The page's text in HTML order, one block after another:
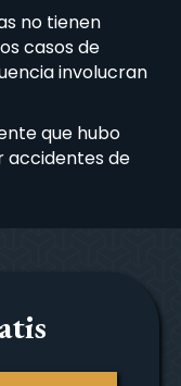
no tienen
casos de
involucran
que hubo
accidentes de